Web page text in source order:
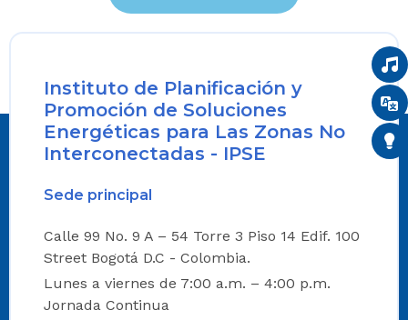
Instituto de Planificación y
Promoción de Soluciones
Energéticas para Las Zonas No
Interconectadas - IPSE
Sede principal
Calle 99 No. 9 A – 54 Torre 3 Piso 14 Edif. 100
Street Bogotá D.C - Colombia.
Lunes a viernes de 7:00 a.m. – 4:00 p.m.
Jornada Continua